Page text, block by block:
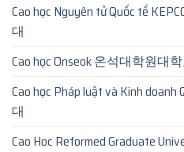
Cao học Nguyên tử Quốc tế
대
Cao học Onseok 온석대학원대
Cao học Pháp luật và Kinh
대
Cao Hoc Reformed Graduate